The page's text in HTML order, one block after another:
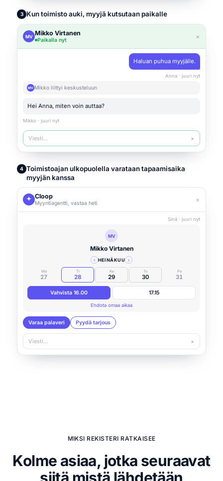
3 Kun toimisto auki, myyjä kutsutaan paikalle
MV Mikko Virtanen
Paikalla nyt ×
Haluan puhua myyjälle.
Anna · juuri nyt
MV Mikko liittyi keskusteluun
Hei Anna, miten voin auttaa?
Mikko · juuri nyt
Viesti… ➤
4 Toimistoajan ulkopuolella varataan tapaamisaika
myyjän kanssa
Cloop
Myyntiagentti, vastaa heti ×
Sinä · juuri nyt
MV
Mikko Virtanen
‹ HEINÄKUU ›
Ma
27
Ti
28
Ke
29
To
30
Pe
31
Vahvista 16.00 17.15
Ehdota omaa aikaa
Varaa palaveri Pyydä tarjous
Viesti… ➤
MIKSI REKISTERI RATKAISEE
Kolme asiaa, jotka seuraavat